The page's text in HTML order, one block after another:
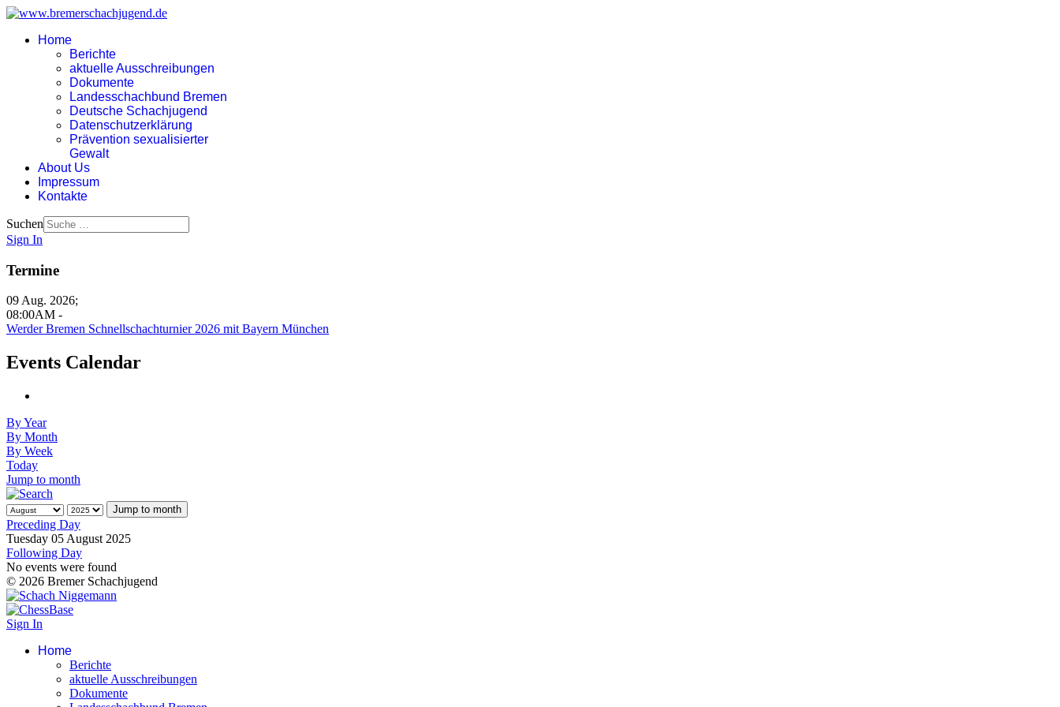
Home
Berichte
aktuelle Ausschreibungen
Dokumente
Landesschachbund Bremen
Deutsche Schachjugend
Datenschutzerklärung
Prävention sexualisierter
Gewalt
About Us
Impressum
Kontakte
Suchen
Sign In
Termine
09 Aug. 2026;
08:00AM -
Werder Bremen Schnellschachturnier 2026 mit Bayern München
Events Calendar
By Year
By Month
By Week
Today
Jump to month
Jump to month
Preceding Day
Tuesday 05 August 2025
Following Day
No events were found
© 2026 Bremer Schachjugend
Sign In
Home
Berichte
aktuelle Ausschreibungen
Dokumente